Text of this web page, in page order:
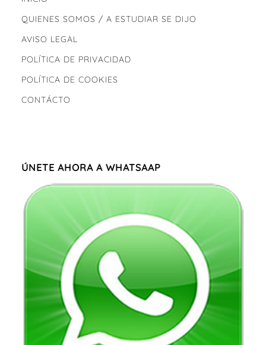
QUIENES SOMOS / A ESTUDIAR SE DIJO
AVISO LEGAL
POLÍTICA DE PRIVACIDAD
POLÍTICA DE COOKIES
CONTÁCTO
ÚNETE AHORA A WHATSAAP